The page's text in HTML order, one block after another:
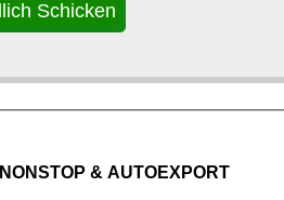
& AUTOEXPORT